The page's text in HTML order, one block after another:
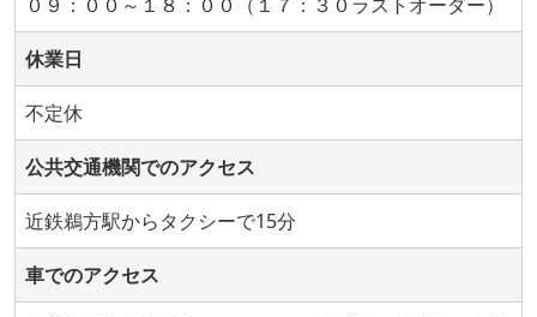
休業日
不定休
公共交通機関でのアクセス
近鉄鵜方駅からタクシーで15分
車でのアクセス